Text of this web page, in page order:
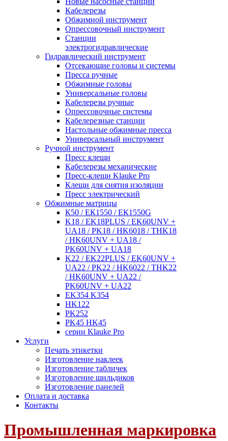
Кабелерезы
Обжимной инструмент
Опрессовочный инструмент
Станции
электрогидравлические
Гидравлический инструмент
Отсекающие головы и системы
Пресса ручные
Обжимные головы
Универсальные головы
Кабелерезы ручные
Опрессовочные системы
Кабелерезные станции
Настольные обжимные пресса
Универсальный инструмент
Ручной инструмент
Пресс клещи
Кабелерезы механические
Пресс-клещи Klauke Pro
Клещи для снятия изоляции
Пресс электрический
Обжимные матрицы
К50 / ЕК1550 / ЕК1550G
K18 / EK18PLUS / EK60UNV +
UA18 / PK18 / HK6018 / THK18
/ HK60UNV + UA18 /
PK60UNV + UA18
K22 / EK22PLUS / EK60UNV +
UA22 / PK22 / HK6022 / THK22
/ HK60UNV + UA22 /
PK60UNV + UA22
EK354 K354
HK122
PK252
PK45 HK45
серии Klauke Pro
Услуги
Печать этикетки
Изготовление наклеек
Изготовление табличек
Изготовление шильдиков
Изготовление панелей
Оплата и доставка
Контакты
Промышленная маркировка